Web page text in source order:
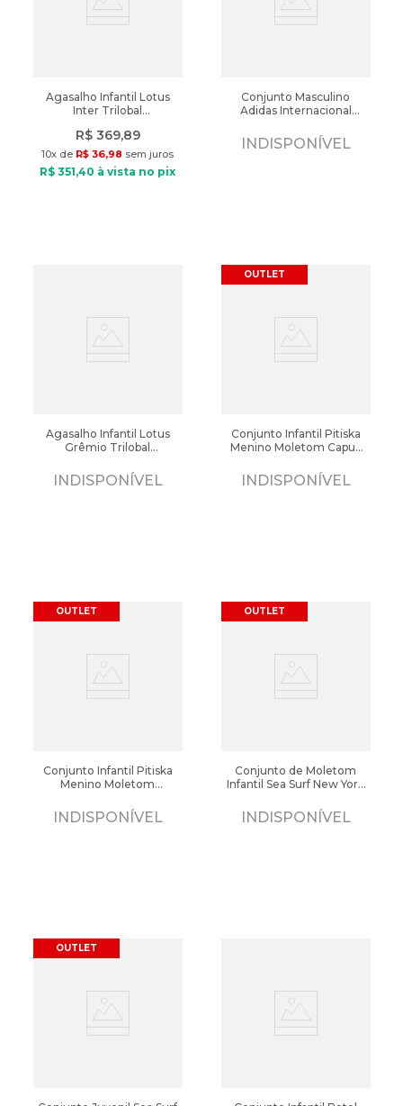
Agasalho Infantil Lotus
Inter Trilobal
R$ 369,89
10x de R$ 36,98 sem juros
R$ 351,40 à vista no pix
Conjunto Masculino
Adidas Internacional
INDISPONÍVEL
Agasalho Infantil Lotus
Grêmio Trilobal
INDISPONÍVEL
OUTLET
Conjunto Infantil Pitiska
Menino Moletom Capuz
INDISPONÍVEL
OUTLET
Conjunto Infantil Pitiska
Menino Moletom
INDISPONÍVEL
OUTLET
Conjunto de Moletom
Infantil Sea Surf New York
INDISPONÍVEL
OUTLET